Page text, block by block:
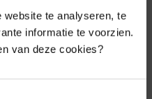
te analyseren, te
informatie te voorzien.
van deze cookies?